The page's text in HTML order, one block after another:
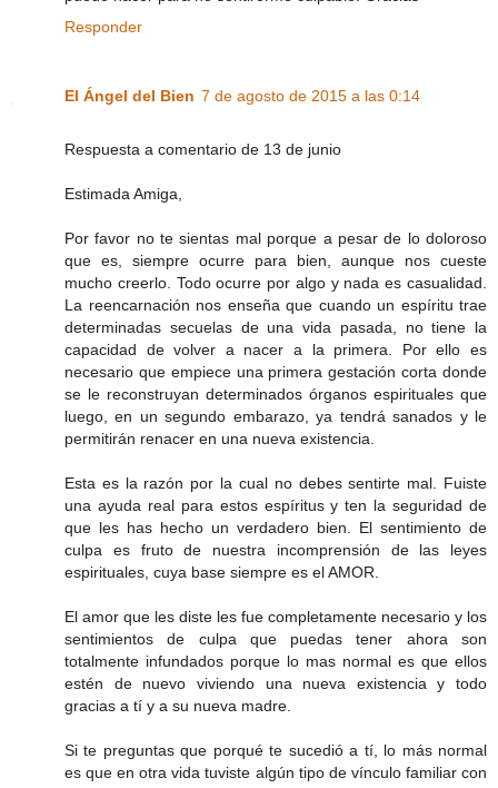
Responder
El Ángel del Bien 7 de agosto de 2015 a las 0:14
Respuesta a comentario de 13 de junio
Estimada Amiga,
Por favor no te sientas mal porque a pesar de lo doloroso
que es, siempre ocurre para bien, aunque nos cueste
mucho creerlo. Todo ocurre por algo y nada es casualidad.
La reencarnación nos enseña que cuando un espíritu trae
determinadas secuelas de una vida pasada, no tiene la
capacidad de volver a nacer a la primera. Por ello es
necesario que empiece una primera gestación corta donde
se le reconstruyan determinados órganos espirituales que
luego, en un segundo embarazo, ya tendrá sanados y le
permitirán renacer en una nueva existencia.
Esta es la razón por la cual no debes sentirte mal. Fuiste
una ayuda real para estos espíritus y ten la seguridad de
que les has hecho un verdadero bien. El sentimiento de
culpa es fruto de nuestra incomprensión de las leyes
espirituales, cuya base siempre es el AMOR.
El amor que les diste les fue completamente necesario y los
sentimientos de culpa que puedas tener ahora son
totalmente infundados porque lo mas normal es que ellos
estén de nuevo viviendo una nueva existencia y todo
gracias a tí y a su nueva madre.
Si te preguntas que porqué te sucedió a tí, lo más normal
es que en otra vida tuviste algún tipo de vínculo familiar con